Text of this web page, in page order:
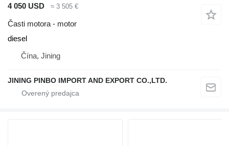
4 050 USD
≈ 3 505 €
Časti motora - motor
diesel
Čína, Jining
JINING PINBO IMPORT AND EXPORT CO.,LTD.